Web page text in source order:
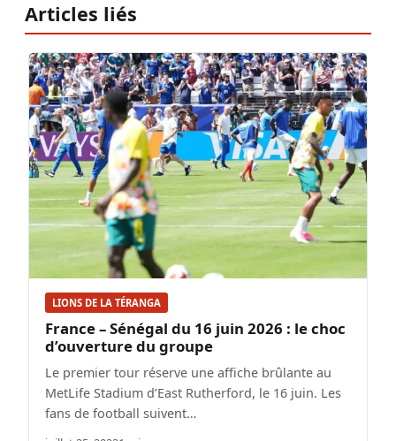
Articles liés
LIONS DE LA TÉRANGA
France – Sénégal du 16 juin 2026 : le choc
d’ouverture du groupe
Le premier tour réserve une affiche brûlante au
MetLife Stadium d’East Rutherford, le 16 juin. Les
fans de football suivent…